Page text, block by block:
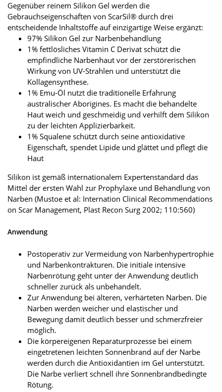
Gegenüber reinem Silikon Gel werden die
Gebrauchseigenschaften von ScarSil® durch drei
entscheidende Inhaltstoffe auf einzigartige Weise ergänzt:
97% Silikon Gel zur Narbenbehandlung
1% fettlösliches Vitamin C Derivat schützt die
empfindliche Narbenhaut vor der zerstörerischen
Wirkung von UV-Strahlen und unterstützt die
Kollagensynthese.
1% Emu-Öl nutzt die traditionelle Erfahrung
australischer Aborigines. Es macht die behandelte
Haut weich und geschmeidig und verhilft dem Silikon
zu der leichten Applizierbarkeit.
1% Squalene schützt durch seine antioxidative
Eigenschaft, spendet Lipide und glättet und pflegt die
Haut
Silikon ist gemäß internationalem Expertenstandard das
Mittel der ersten Wahl zur Prophylaxe und Behandlung von
Narben (Mustoe et al: Internation Clinical Recommendations
on Scar Management, Plast Recon Surg 2002; 110:560)
Anwendung
Postoperativ zur Vermeidung von Narbenhypertrophie
und Narbenkontrakturen. Die initiale intensive
Narbenrötung geht unter der Anwendung deutlich
schneller zurück als unbehandelt.
Zur Anwendung bei älteren, verhärteten Narben. Die
Narben werden weicher und elastischer und
Bewegung damit deutlich besser und schmerzfreier
möglich.
Die körpereigenen Reparaturprozesse bei einem
eingetretenen leichten Sonnenbrand auf der Narbe
werden durch die Antioxidantien im Gel unterstützt.
Die Narbe verliert schnell ihre Sonnenbrandbedingte
Rötung.